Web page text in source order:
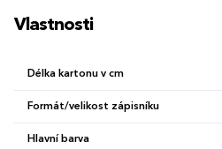
Vlastnosti
Délka kartonu v cm
Formát/velikost zápisníku
Hlavní barva